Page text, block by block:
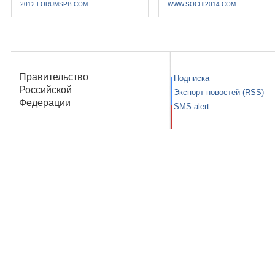
2012.FORUMSPB.COM WWW.SOCHI2014.COM
Правительство
Российской
Федерации
Подписка
Экспорт новостей (RSS)
SMS-alert